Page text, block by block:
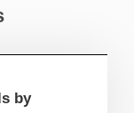
by